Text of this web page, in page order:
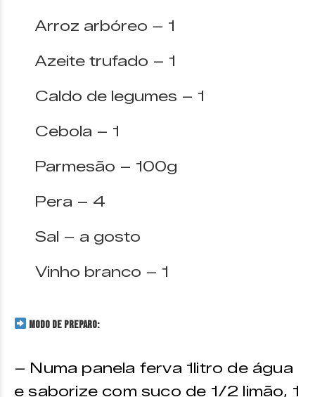
Arroz arbóreo – 1
Azeite trufado – 1
Caldo de legumes – 1
Cebola – 1
Parmesão – 100g
Pera – 4
Sal – a gosto
Vinho branco – 1
MODO DE PREPARO:
– Numa panela ferva 1litro de água
e saborize com suco de 1/2 limão, 1